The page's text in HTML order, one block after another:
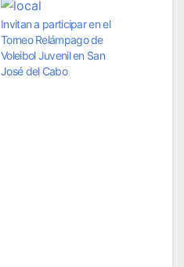
Invitan a participar en el
Torneo Relámpago de
Voleibol Juvenil en San
José del Cabo